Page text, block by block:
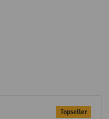
Topseller